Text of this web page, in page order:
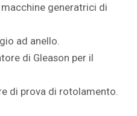
generatrici di
ad anello.
di Gleason per il
di prova di rotolamento.